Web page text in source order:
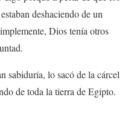
deshaciendo de un
Dios tenía otros
sabiduría, lo sacó de la cárcel
de toda la tierra de Egipto.